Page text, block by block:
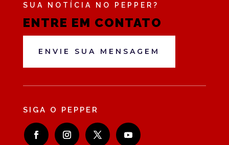
SUA NOTÍCIA NO PEPPER?
ENTRE EM CONTATO
ENVIE SUA MENSAGEM
SIGA O PEPPER